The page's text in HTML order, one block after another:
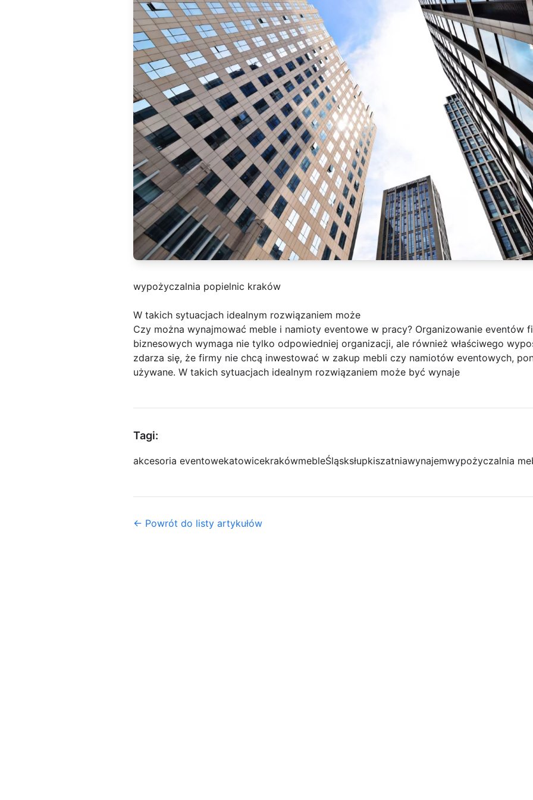
wypożyczalnia popielnic kraków
W takich sytuacjach idealnym rozwiązaniem może
Czy można wynajmować meble i namioty eventowe w pracy? Organizowanie eventów
biznesowych wymaga nie tylko odpowiedniej organizacji, ale również właściwego
zdarza się, że firmy nie chcą inwestować w zakup mebli czy namiotów eventowych,
używane. W takich sytuacjach idealnym rozwiązaniem może być wynaje
Tagi:
akcesoria eventowekatowicekrakówmebleŚląsksłupkiszatniawynajemwypożyczalnia
← Powrót do listy artykułów